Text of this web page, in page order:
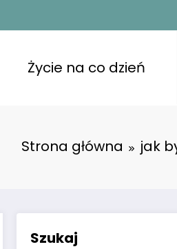
Życie na co dzień
Strona główna jak
Szukaj